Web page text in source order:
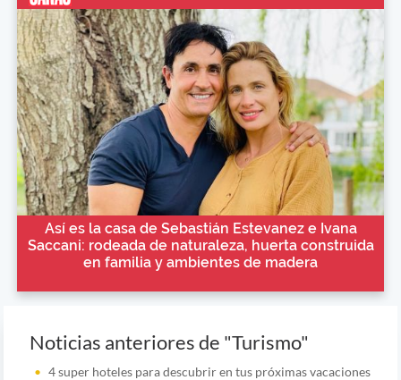
Así es la casa de Sebastián Estevanez e Ivana
Saccani: rodeada de naturaleza, huerta construida
en familia y ambientes de madera
Noticias anteriores de "Turismo"
4 super hoteles para descubrir en tus próximas vacaciones